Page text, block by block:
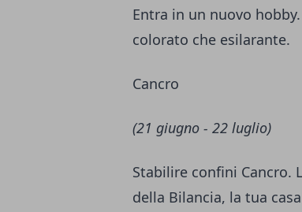
Entra in un nuovo
colorato che esilarante.
Cancro
(21 giugno - 22 luglio)
Stabilire confini Cancro.
della Bilancia, la tua